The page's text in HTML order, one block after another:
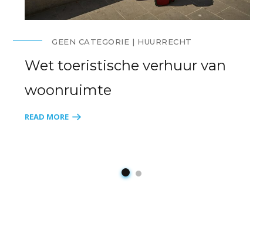
GEEN CATEGORIE HUURRECHT
Wet toeristische verhuur van
woonruimte
READ MORE